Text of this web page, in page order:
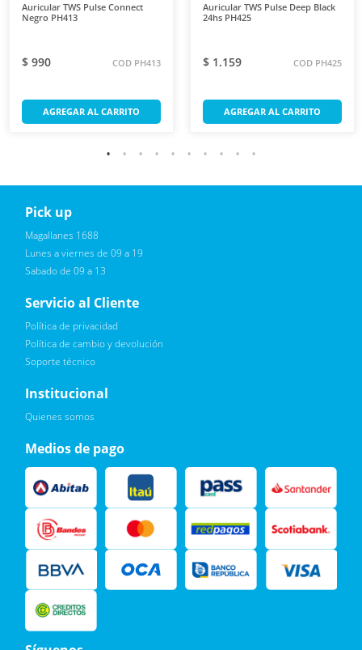
Auricular TWS Pulse Connect
Negro PH413
$ 990 COD PH413
AGREGAR AL CARRITO
Auricular TWS Pulse Deep Black
24hs PH425
$ 1.159 COD PH425
AGREGAR AL CARRITO
Reciba novedades, promociones exclusivas
Leí, soy consciente de las condiciones para el tratamiento de
mis datos personales y doy mi consentimiento, tal y como se
Pick up
Magallanes 1688
Lunes a viernes de 09 a 19
Sabado de 09 a 13
Servicio al Cliente
Política de privacidad
Política de cambio y devolución
Soporte técnico
Institucional
Quienes somos
Medios de pago